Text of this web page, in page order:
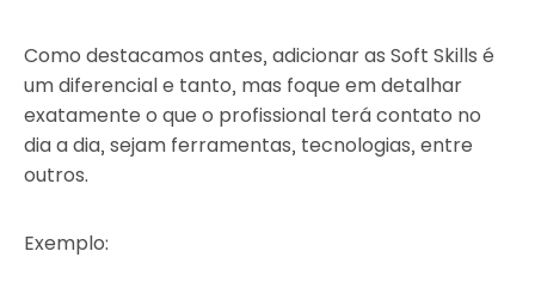
Como destacamos antes, adicionar as Soft Skills é
um diferencial e tanto, mas foque em detalhar
exatamente o que o profissional terá contato no
dia a dia, sejam ferramentas, tecnologias, entre
outros.
Exemplo: